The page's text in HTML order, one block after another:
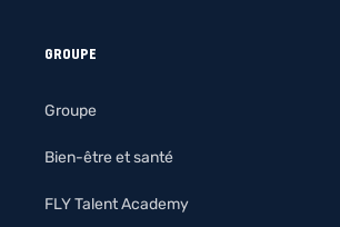
GROUPE
Groupe
Bien-être et santé
FLY Talent Academy